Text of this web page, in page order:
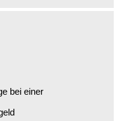
bei einer